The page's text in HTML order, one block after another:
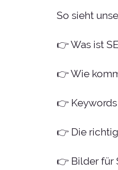
So sieht
👉 Was ist
👉 Wie
👉
👉 Die
👉 Bilder für